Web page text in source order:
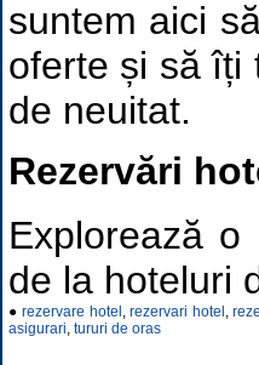
suntem aici
oferte și să îți
de neuitat.
Rezervări
Explorează
de la hoteluri
●rezervare hotel ,rezervari hotel ,
asigurari, tururi de oras